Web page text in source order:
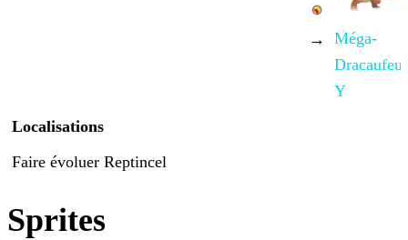
→
Méga-
Dracaufeu
Y
Localisations
Faire évoluer Reptincel
Sprites